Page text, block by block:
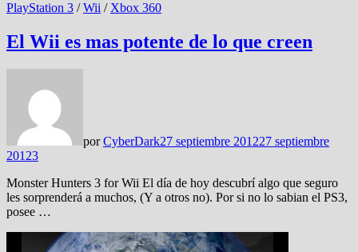
PlayStation 3 /Wii / Xbox 360
El Wii es mas potente de lo que creen
porCyberDark27 septiembre 201227 septiembre
20123
Monster Hunters 3 for Wii El día de hoy descubrí algo que seguro
les sorprenderá a muchos, (Y a otros no). Por si no lo sabian el PS3,
posee …